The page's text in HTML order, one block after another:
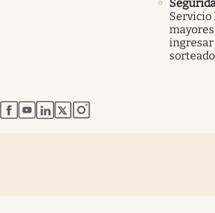
Servicio
ingresar
abre en nueva pestaña
abre en nueva pestaña
abre en nueva pestaña
abre en nueva pestaña
abre en nueva pestaña